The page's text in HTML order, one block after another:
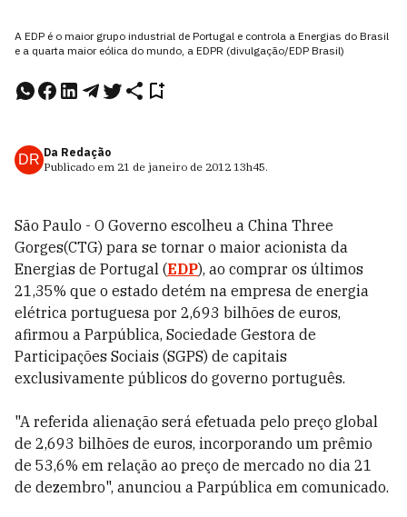
A EDP é o maior grupo industrial de Portugal e controla a Energias do Brasil
e a quarta maior eólica do mundo, a EDPR (divulgação/EDP Brasil)
DR Da Redação
Publicado em 21 de janeiro de 2012 13h45.
São Paulo - O Governo escolheu a China Three
Gorges(CTG) para se tornar o maior acionista da
Energias de Portugal (EDP), ao comprar os últimos
21,35% que o estado detém na empresa de energia
elétrica portuguesa por 2,693 bilhões de euros,
afirmou a Parpública, Sociedade Gestora de
Participações Sociais (SGPS) de capitais
exclusivamente públicos do governo português.
"A referida alienação será efetuada pelo preço global
de 2,693 bilhões de euros, incorporando um prêmio
de 53,6% em relação ao preço de mercado no dia 21
de dezembro", anunciou a Parpública em comunicado.